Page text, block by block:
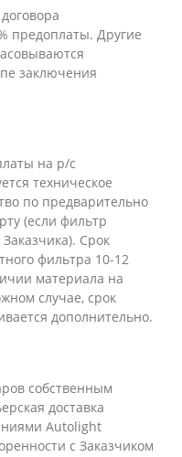
предоплаты. Другие
заключения
на р/с
техническое
по предварительно
(если фильтр
Срок
фильтра 10-12
материала на
случае, срок
дополнительно.
собственным
доставка
Autolight
с Заказчиком